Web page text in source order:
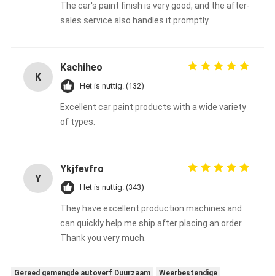
The car's paint finish is very good, and the after-
sales service also handles it promptly.
K
Kachiheo
Het is nuttig. (132)
Excellent car paint products with a wide variety
of types.
Y
Ykjfevfro
Het is nuttig. (343)
They have excellent production machines and
can quickly help me ship after placing an order.
Thank you very much.
Gereed gemengde autoverf Duurzaam
Weerbestendige